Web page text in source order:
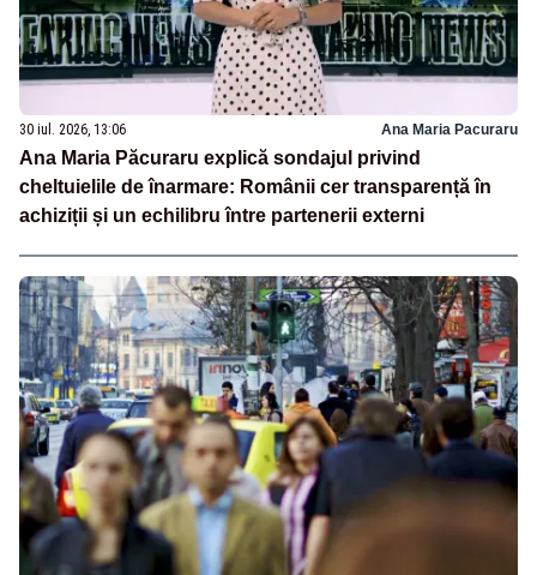
30 iul. 2026, 13:06 Ana Maria Pacuraru
Ana Maria Păcuraru explică sondajul privind
cheltuielile de înarmare: Românii cer transparență în
achiziții și un echilibru între partenerii externi